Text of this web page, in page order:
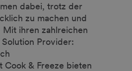
dabei, trotz der
zu machen und
Mit ihren zahlreichen
Provider:
& Freeze bieten